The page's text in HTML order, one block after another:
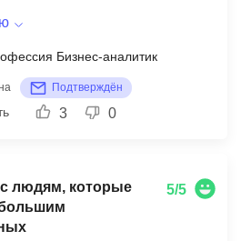
а также стала лучше
стратегию. Для меня
блоки финансового
и Python. На мой взгляд,
в Changellenge >>
Бизнес-аналитик
Подтверждён
3 0
людям, которые
большим
5/5